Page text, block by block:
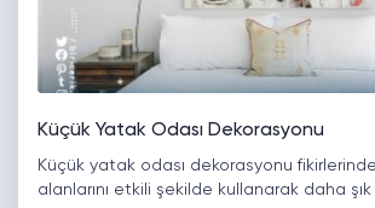
Küçük Yatak Odası Dekorasyonu
Küçük yatak odası dekorasyonu
alanlarını etkili şekilde kullanarak daha şık